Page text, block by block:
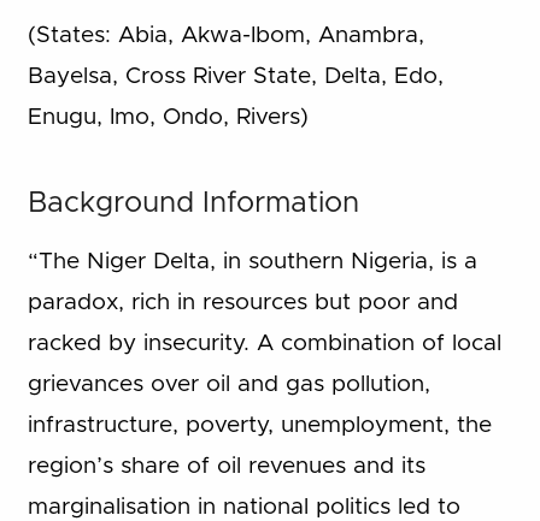
(States: Abia, Akwa-Ibom, Anambra,
Bayelsa, Cross River State, Delta, Edo,
Enugu, Imo, Ondo, Rivers)
Background Information
“The Niger Delta, in southern Nigeria, is a
paradox, rich in resources but poor and
racked by insecurity. A combination of local
grievances over oil and gas pollution,
infrastructure, poverty, unemployment, the
region’s share of oil revenues and its
marginalisation in national politics led to